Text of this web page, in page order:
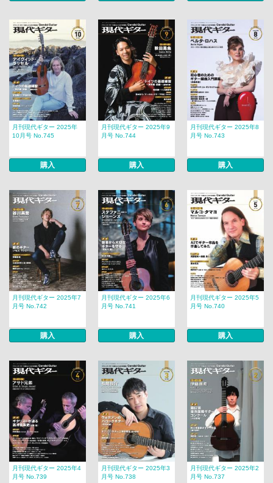
月刊現代ギター 2025年
10月号 No.745
購入
月刊現代ギター 2025年9
月号 No.744
購入
月刊現代ギター 2025年8
月号 No.743
購入
月刊現代ギター 2025年7
月号 No.742
購入
月刊現代ギター 2025年6
月号 No.741
購入
月刊現代ギター 2025年5
月号 No.740
購入
月刊現代ギター 2025年4
月号 No.739
月刊現代ギター 2025年3
月号 No.738
月刊現代ギター 2025年2
月号 No.737